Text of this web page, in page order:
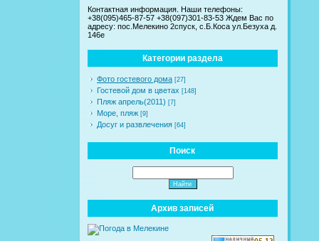
Контактная информация. Наши телефоны:
+38(095)465-87-57 +38(097)301-83-53 Ждем Вас по
адресу: пос.Мелекино 2спуск, c.Б.Коса ул.Безуха д.
146е
Категории раздела
Фото гостевого дома [27]
Гостевой дом в цветах [148]
Пляж апрель(2011) [7]
Море, пляж [9]
Досуг и развлечения [64]
Поиск
Архив записей